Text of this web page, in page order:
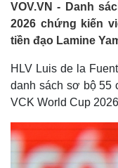
VOV.VN - Danh
2026 chứng kiến
tiền đạo Lamine
HLV Luis de la
danh sách sơ bộ 55
VCK World Cup